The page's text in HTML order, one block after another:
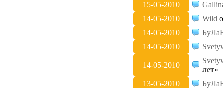
15-05-2010
14-05-2010
Wild
14-05-2010
14-05-2010
14-05-2010
лет»
13-05-2010